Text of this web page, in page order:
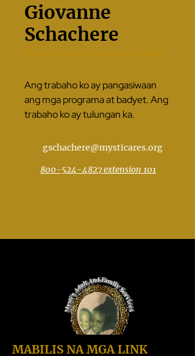
Giovanne
Schachere
Pinuno ng mga Programa at Serbisyo
Ang trabaho ko ay pangasiwaan
ang mga programa at badyet. Ang
trabaho ko ay tulungan ka.
gschachere@mysticares.org
800-524-4827 extension 101
MABILIS NA MGA LINK